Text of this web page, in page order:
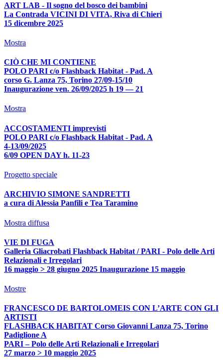
ART LAB - Il sogno del bosco dei bambini
La Contrada VICINI DI VITA, Riva di Chieri
15 dicembre 2025
Mostra
CIÒ CHE MI CONTIENE
POLO PARI c/o Flashback Habitat - Pad. A
corso G. Lanza 75, Torino 27/09-15/10
Inaugurazione ven. 26/09/2025 h 19 — 21
Mostra
ACCOSTAMENTI imprevisti
POLO PARI c/o Flashback Habitat - Pad. A
4-13/09/2025
6/09 OPEN DAY h. 11-23
Progetto speciale
ARCHIVIO SIMONE SANDRETTI
a cura di Alessia Panfili e Tea Taramino
Mostra diffusa
VIE DI FUGA
Galleria Gliacrobati Flashback Habitat / PARI - Polo delle Arti
Relazionali e Irregolari
16 maggio > 28 giugno 2025 Inaugurazione 15 maggio
Mostre
FRANCESCO DE BARTOLOMEIS CON L’ARTE CON GLI
ARTISTI
FLASHBACK HABITAT Corso Giovanni Lanza 75, Torino
Padiglione A
PARI – Polo delle Arti Relazionali e Irregolari
27 marzo > 10 maggio 2025